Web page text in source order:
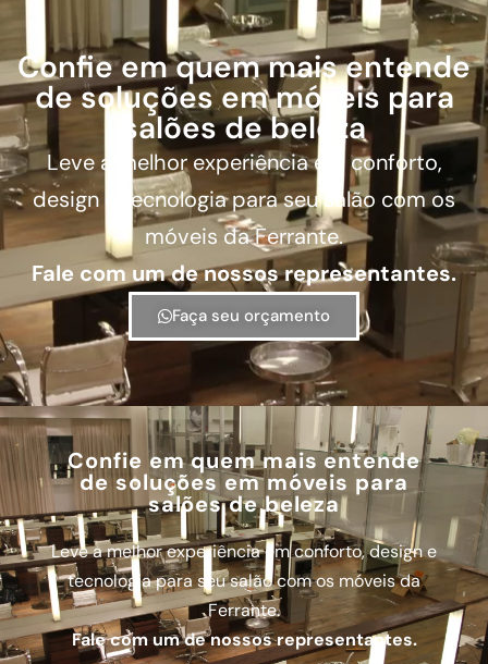
Confie em quem mais entende
de soluções em móveis para
salões de beleza
Leve a melhor experiência em conforto,
design e tecnologia para seu salão com os
móveis da Ferrante.
Fale com um de nossos representantes.
Faça seu orçamento
Confie em quem mais entende
de soluções em móveis para
salões de beleza
Leve a melhor experiência em conforto, design e
tecnologia para seu salão com os móveis da
Ferrante.
Fale com um de nossos representantes.